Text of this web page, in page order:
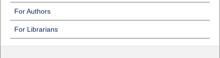
For Authors
For Librarians